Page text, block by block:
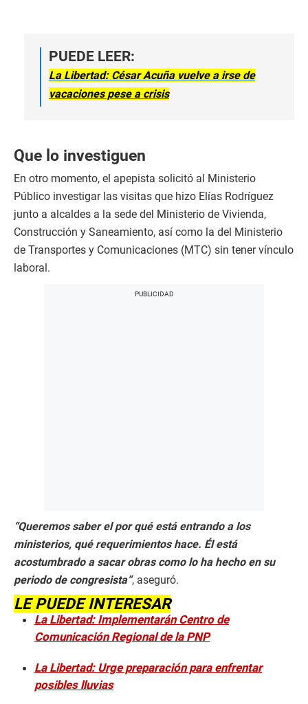
PUEDE LEER:
La Libertad: César Acuña vuelve a irse de
vacaciones pese a crisis
Que lo investiguen
En otro momento, el apepista solicitó al Ministerio
Público investigar las visitas que hizo Elías Rodríguez
junto a alcaldes a la sede del Ministerio de Vivienda,
Construcción y Saneamiento, así como la del Ministerio
de Transportes y Comunicaciones (MTC) sin tener vínculo
laboral.
“Queremos saber el por qué está entrando a los
ministerios, qué requerimientos hace. Él está
acostumbrado a sacar obras como lo ha hecho en su
periodo de congresista”, aseguró.
LE PUEDE INTERESAR
La Libertad: Implementarán Centro de
Comunicación Regional de la PNP
La Libertad: Urge preparación para enfrentar
posibles lluvias